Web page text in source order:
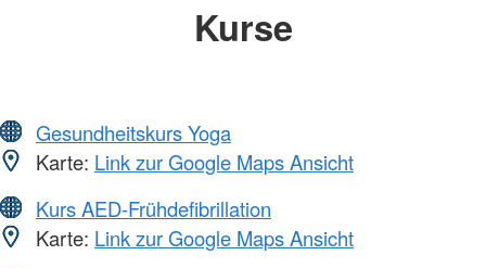
Kurse
Gesundheitskurs Yoga
Karte: Link zur Google Maps Ansicht
Kurs AED-Frühdefibrillation
Karte: Link zur Google Maps Ansicht